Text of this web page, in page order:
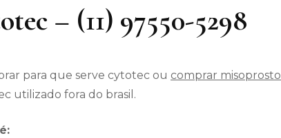
– (11) 97550-5298
para que serve cytotec ou comprar misoprostol
utilizado fora do brasil.